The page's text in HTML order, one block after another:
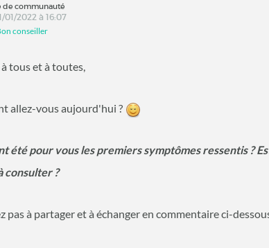
de communauté
01/2022 à 16:07
conseiller
tous et à toutes,
allez-vous aujourd'hui ?
été pour vous les premiers symptômes ressentis ?
consulter ?
pas à partager et à échanger en commentaire ci-